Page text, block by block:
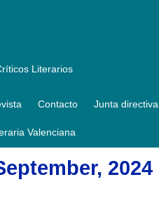
Literarios
Contacto Junta
Valenciana
2024